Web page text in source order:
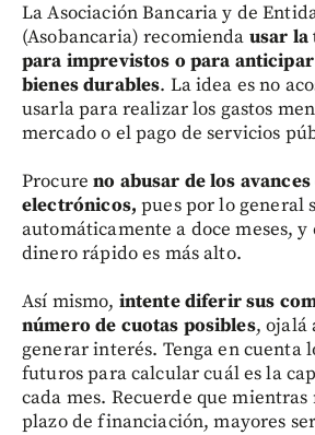
La Asociación Bancaria y de
(Asobancaria) recomienda usar la
para imprevistos o para
bienes durables. La idea es no
usarla para realizar los gastos
mercado o el pago de servicios
Procureno abusar de los
electrónicos, pues por lo general
automáticamente a doce meses, y
dinero rápido es más alto.
Así mismo, intente diferir sus
número de cuotas posibles, ojalá
generar interés. Tenga en cuenta
futuros para calcular cuál es la
cada mes. Recuerde que mientras
plazo de financiación, mayores